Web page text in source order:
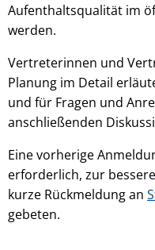
Aufenthaltsqualität im
werden.
Vertreterinnen und
Planung im Detail
und für Fragen und
anschließenden
Eine vorherige
erforderlich, zur
kurze Rückmeldung an
gebeten.